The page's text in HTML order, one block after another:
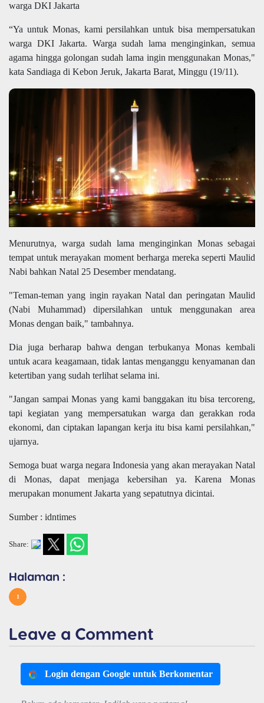
warga DKI Jakarta
“Ya untuk Monas, kami persilahkan untuk bisa mempersatukan
warga DKI Jakarta. Warga sudah lama menginginkan, semua
agama hingga golongan sudah lama ingin menggunakan Monas,"
kata Sandiaga di Kebon Jeruk, Jakarta Barat, Minggu (19/11).
Menurutnya, warga sudah lama menginginkan Monas sebagai
tempat untuk merayakan moment berharga mereka seperti Maulid
Nabi bahkan Natal 25 Desember mendatang.
"Teman-teman yang ingin rayakan Natal dan peringatan Maulid
(Nabi Muhammad) dipersilahkan untuk menggunakan area
Monas dengan baik," tambahnya.
Dia juga berharap bahwa dengan terbukanya Monas kembali
untuk acara keagamaan, tidak lantas menganggu kenyamanan dan
ketertiban yang sudah terlihat selama ini.
"Jangan sampai Monas yang kami banggakan itu bisa tercoreng,
tapi kegiatan yang mempersatukan warga dan gerakkan roda
ekonomi, dan ciptakan lapangan kerja itu bisa kami persilahkan,"
ujarnya.
Semoga buat warga negara Indonesia yang akan merayakan Natal
di Monas, dapat menjaga kebersihan ya. Karena Monas
merupakan monument Jakarta yang sepatutnya dicintai.
Sumber : idntimes
Share:
Halaman :
1
Leave a Comment
Login dengan Google untuk Berkomentar